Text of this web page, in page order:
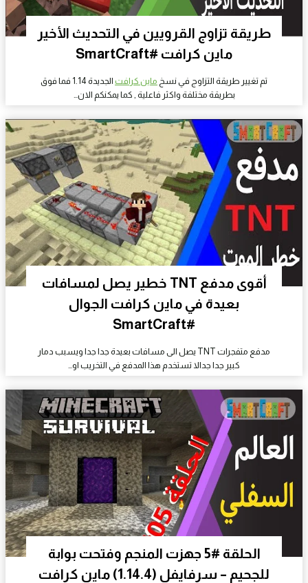
طريقة تزاوج القرويين في التحديث الأخير
ماين كرافت #SmartCraft
تم تغيير طريقة التزاوج في نسخ ماين كرافت
الجديدة 1.14 فما فوق
بطريقة مختلفة واكثر فاعلية , كما يمكنكم الان…
أقوى مدفع TNT خطير يصل لمسافات
بعيدة في ماين كرافت الجوال
#SmartCraft
مدفع متفجرات TNT يصل الى مسافات بعيدة جدا جدا ويسبب دمار
كبير جدا جدالا تستخدم هذا المدفع في التخريب او…
الحلقة #5 جهزت المنجم وفتحت بوابة
للجحيم – سرفايفل (1.14.4) ماين كرافت